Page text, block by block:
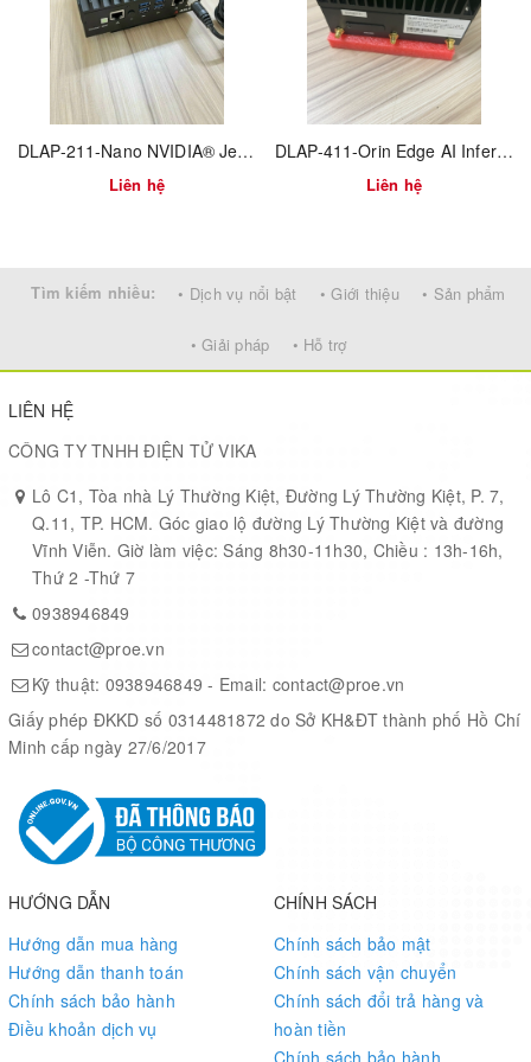
logistics, healthcare, agriculture, and more.
Designed for ease of use and speed of deployment, Jetson is the
most flexible platform to get to market and continuously update
over the lifetime of a product.
GPU
CUDA® cores and 48 Tensor cores
CPU
6-core NVIDIA Carmel ARM®v8.2 64-bit
DL
2x NVDLA Engines
Vision
Accelerator
7-Way VLIW Vision Processor
Storage microSD (not included)
Video
Encode
Decode
2x 4K @ 60 | 4x 4K @ 30 | 12x 1080p @
2x 4K @ 30 | 6x 1080p @ 60 | 16x 1080p
@ 30 (H.264)
Camera 2x MIPI CSI-2 DPHY lanes
DLAP-211-Nano NVIDIA® Jetson Nano™ Edge Inference Platform
Liên hệ
DLAP-411-Orin Edge AI Inference Platform by NVIDIA® Jetson AGX Orin™
Liên hệ
Tìm kiếm nhiều: • Dịch vụ nổi bật • Giới thiệu • Sản phẩm
• Giải pháp • Hỗ trợ
LIÊN HỆ
CÔNG TY TNHH ĐIỆN TỬ VIKA
Lô C1, Tòa nhà Lý Thường Kiệt, Đường Lý Thường Kiệt, P. 7,
Q.11, TP. HCM. Góc giao lộ đường Lý Thường Kiệt và đường
Vĩnh Viễn. Giờ làm việc: Sáng 8h30-11h30, Chiều : 13h-16h,
Thứ 2 -Thứ 7
0938946849
contact@proe.vn
Kỹ thuật: 0938946849 - Email: contact@proe.vn
Giấy phép ĐKKD số 0314481872 do Sở KH&ĐT thành phố Hồ Chí
Minh cấp ngày 27/6/2017
HƯỚNG DẪN
Hướng dẫn mua hàng
Hướng dẫn thanh toán
Chính sách bảo hành
Điều khoản dịch vụ
CHÍNH SÁCH
Chính sách bảo mật
Chính sách vận chuyển
Chính sách đổi trả hàng và
hoàn tiền